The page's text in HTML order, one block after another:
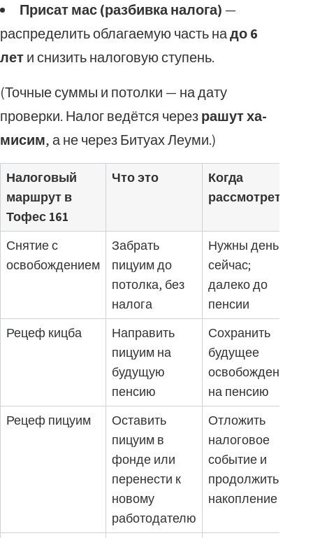
Присат мас (разбивка налога) —
распределить облагаемую часть надо 6
лети снизить налоговую ступень.
(Точные суммы и потолки — на дату
проверки. Налог ведётся черезрашут ха-
мисим, а не через Битуах Леуми.)
Налоговый
маршрут в
Тофес 161
Что это
Когда
рассмотреть
Снятие с
освобождением
Забрать
пицуим до
потолка, без
налога
Нужны деньги
сейчас;
далеко до
пенсии
Рецеф кицба
Направить
пицуим на
будущую
пенсию
Сохранить
будущее
освобождение
на пенсию
Рецеф пицуим
Оставить
пицуим в
фонде или
перенести к
новому
работодателю
Отложить
налоговое
событие и
продолжить
накопление